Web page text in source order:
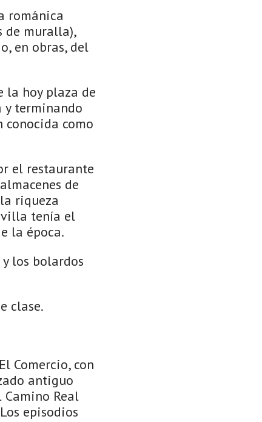
románica
de muralla),
en obras, del
la hoy plaza de
y terminando
como
el restaurante
de
riqueza
villa tenía el
la época.
los bolardos
clase.
Comercio, con
antiguo
Real
episodios